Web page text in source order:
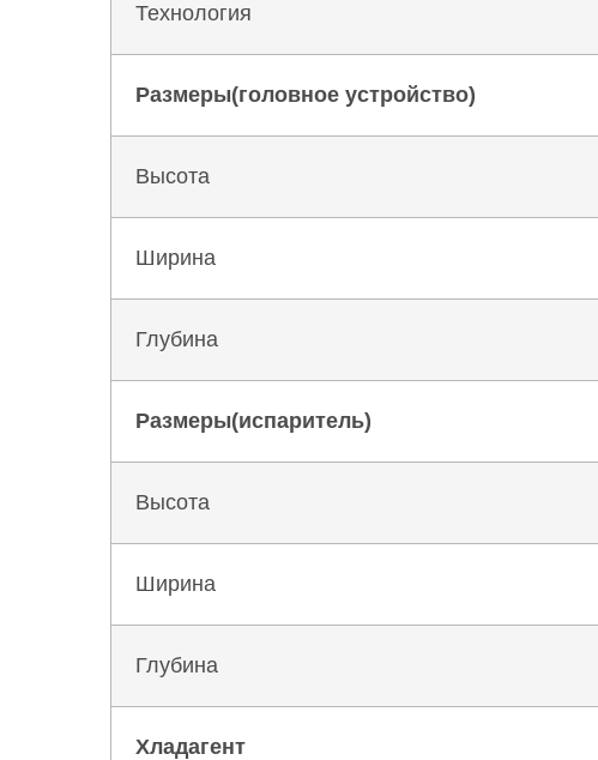
Технология
Размеры(головное устройство)
Высота
Ширина
Глубина
Размеры(испаритель)
Высота
Ширина
Глубина
Хладагент